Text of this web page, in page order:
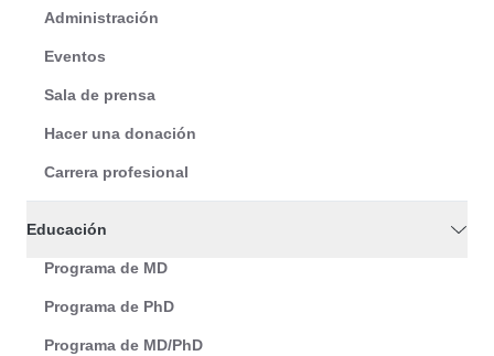
Administración
Eventos
Sala de prensa
Hacer una donación
Carrera profesional
Educación
Programa de MD
Programa de PhD
Programa de MD/PhD